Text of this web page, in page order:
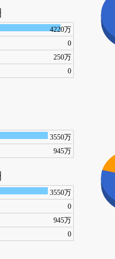
4220万
0
250万
0
3550万
945万
3550万
0
945万
0